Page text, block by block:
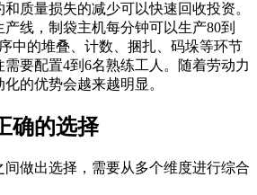
质量损失的减少可以快速回收投资。
线，制袋主机每分钟可以生产80到
中的堆叠、计数、捆扎、码垛等环节
要配置4到6名熟练工人。随着劳动力
的优势会越来越明显。
确的选择
做出选择，需要从多个维度进行综合